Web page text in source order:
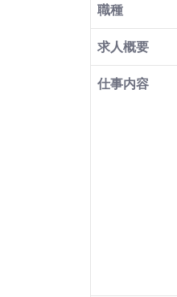
職種
求人概要
仕事内容